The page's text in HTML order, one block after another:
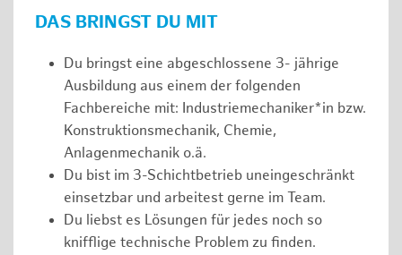
DAS BRINGST DU MIT
Du bringst eine abgeschlossene 3- jährige
Ausbildung aus einem der folgenden
Fachbereiche mit: Industriemechaniker*in bzw.
Konstruktionsmechanik, Chemie,
Anlagenmechanik o.ä.
Du bist im 3-Schichtbetrieb uneingeschränkt
einsetzbar und arbeitest gerne im Team.
Du liebst es Lösungen für jedes noch so
knifflige technische Problem zu finden.